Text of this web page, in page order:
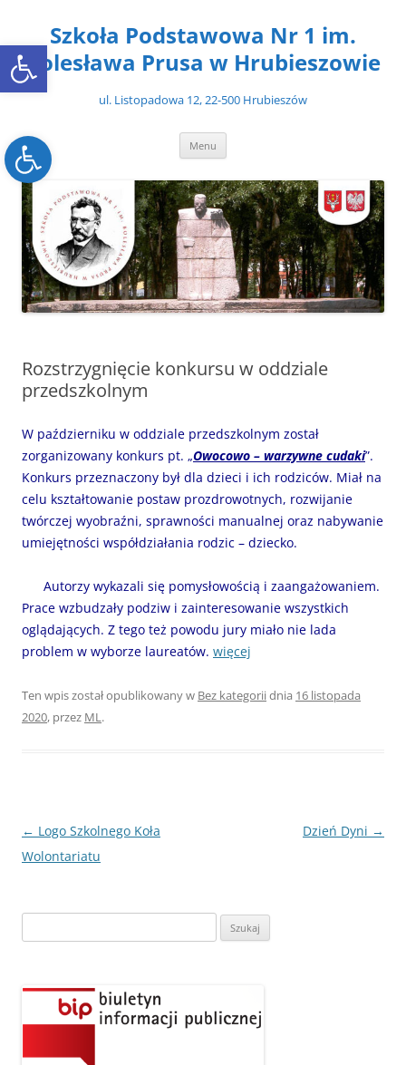
Open toolbar
Open toolbar
treściSzkoła Podstawowa Nr 1 im.
Bolesława Prusa w Hrubieszowie
ul. Listopadowa 12, 22-500 Hrubieszów
Menu
Rozstrzygnięcie konkursu w oddziale
przedszkolnym
W październiku w oddziale przedszkolnym został
zorganizowany konkurs pt. „Owocowo – warzywne cudaki”.
Konkurs przeznaczony był dla dzieci i ich rodziców. Miał na
celu kształtowanie postaw prozdrowotnych, rozwijanie
twórczej wyobraźni, sprawności manualnej oraz nabywanie
umiejętności współdziałania rodzic – dziecko.
Autorzy wykazali się pomysłowością i zaangażowaniem.
Prace wzbudzały podziw i zainteresowanie wszystkich
oglądających. Z tego też powodu jury miało nie lada
problem w wyborze laureatów. więcej
Ten wpis został opublikowany w Bez kategoriidnia 16 listopada
2020, przez ML.
Nawigacja
wpisu
← Logo Szkolnego Koła
Wolontariatu
Dzień Dyni →